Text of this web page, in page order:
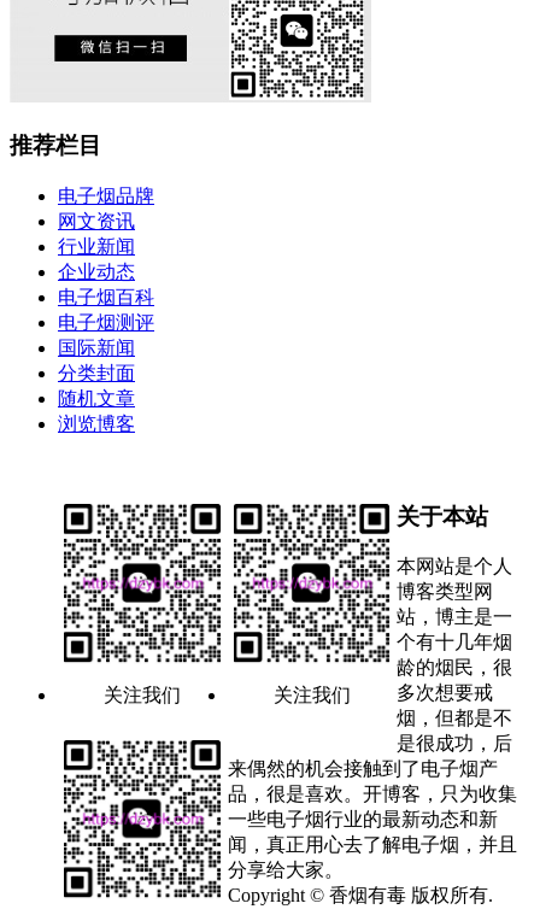
推荐栏目
电子烟品牌
网文资讯
行业新闻
企业动态
电子烟百科
电子烟测评
国际新闻
分类封面
随机文章
浏览博客
关注我们 关注我们
关于本站
本网站是个人
博客类型网
站，博主是一
个有十几年烟
龄的烟民，很
多次想要戒
烟，但都是不
是很成功，后
来偶然的机会接触到了电子烟产
品，很是喜欢。开博客，只为收集
一些电子烟行业的最新动态和新
闻，真正用心去了解电子烟，并且
分享给大家。
Copyright © 香烟有毒 版权所有.